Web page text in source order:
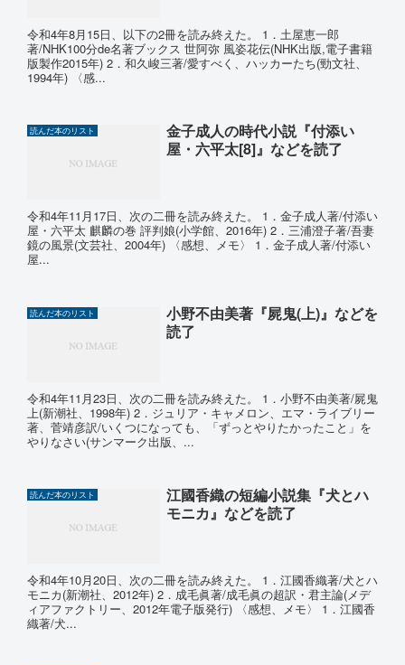
令和4年8月15日、以下の2冊を読み終えた。 1．土屋恵一郎
著/NHK100分de名著ブックス 世阿弥 風姿花伝(NHK出版,電子書籍
版製作2015年) 2．和久峻三著/愛すべく、ハッカーたち(勁文社、
1994年) 〈感...
読んだ本のリスト
金子成人の時代小説『付添い
屋・六平太[8]』などを読了
令和4年11月17日、次の二冊を読み終えた。 1．金子成人著/付添い
屋・六平太 麒麟の巻 評判娘(小学館、2016年) 2．三浦澄子著/吾妻
鏡の風景(文芸社、2004年) 〈感想、メモ〉 1．金子成人著/付添い
屋...
読んだ本のリスト
小野不由美著『屍鬼(上)』などを
読了
令和4年11月23日、次の二冊を読み終えた。 1．小野不由美著/屍鬼
上(新潮社、1998年) 2．ジュリア・キャメロン、エマ・ライブリー
著、菅靖彦訳/いくつになっても、「ずっとやりたかったこと」を
やりなさい(サンマーク出版、...
読んだ本のリスト
江國香織の短編小説集『犬とハ
モニカ』などを読了
令和4年10月20日、次の二冊を読み終えた。 1．江國香織著/犬とハ
モニカ(新潮社、2012年) 2．成毛眞著/成毛眞の超訳・君主論(メデ
ィアファクトリー、2012年電子版発行) 〈感想、メモ〉 1．江國香
織著/犬...